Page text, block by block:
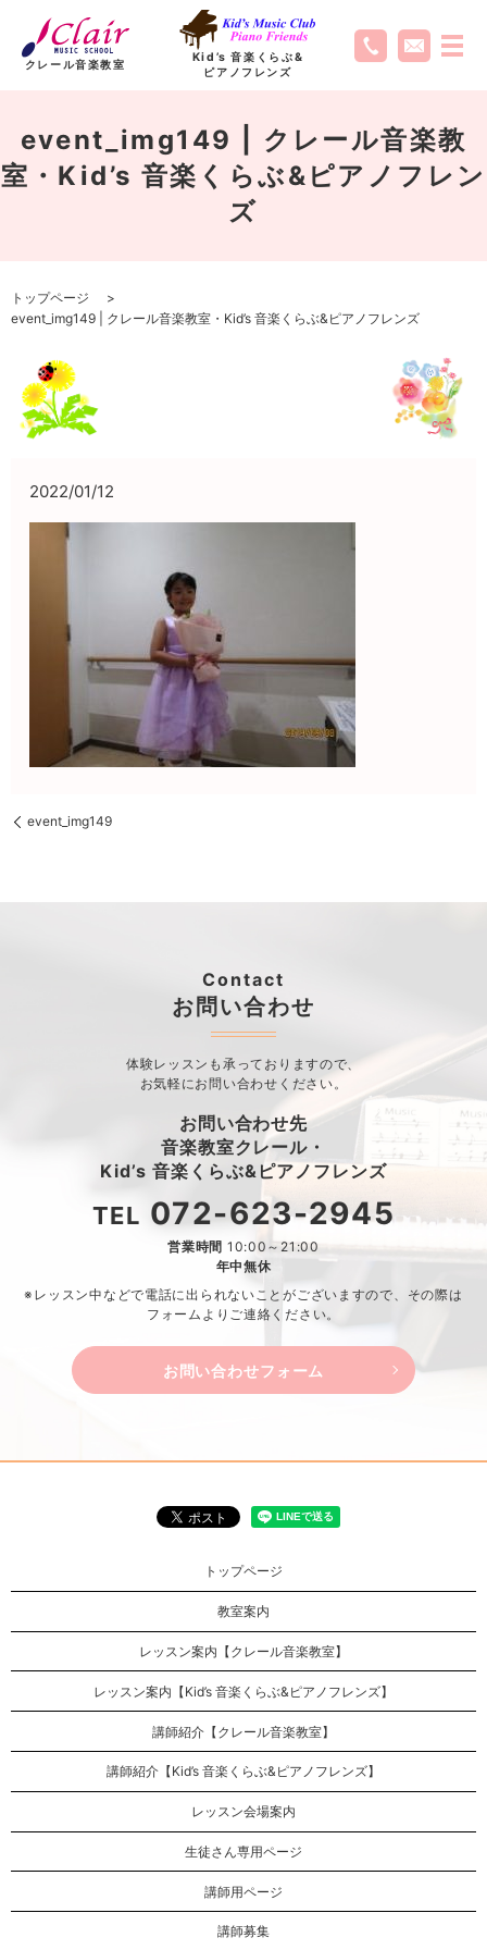
クレール音楽教室
Kid’s 音楽くらぶ&
ピアノフレンズ
event_img149 | クレール音楽教
室・Kid’s 音楽くらぶ&ピアノフレン
ズ
トップページ
event_img149 | クレール音楽教室・Kid’s 音楽くらぶ&ピアノフレンズ
2022/01/12
event_img149
Contact
お問い合わせ
体験レッスンも承っておりますので、
お気軽にお問い合わせください。
お問い合わせ先
音楽教室クレール・
Kid’s 音楽くらぶ&ピアノフレンズ
TEL 072-623-2945
営業時間 10:00～21:00
年中無休
※レッスン中などで電話に出られないことがございますので、 その際は
フォームよりご連絡ください。
お問い合わせフォーム
トップページ
教室案内
レッスン案内【クレール音楽教室】
レッスン案内【Kid’s 音楽くらぶ&ピアノフレンズ】
講師紹介【クレール音楽教室】
講師紹介【Kid’s 音楽くらぶ&ピアノフレンズ】
レッスン会場案内
生徒さん専用ページ
講師用ページ
講師募集